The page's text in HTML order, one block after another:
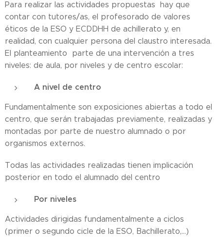
Para realizar las actividades propuestas hay que
contar con tutores/as, el profesorado de valores
éticos de la ESO y ECDDHH de achillerato y, en
realidad, con cualquier persona del claustro interesada.
El planteamiento parte de una intervención a tres
niveles: de aula, por niveles y de centro escolar:
A nivel de centro
Fundamentalmente son exposiciones abiertas a todo el
centro, que serán trabajadas previamente, realizadas y
montadas por parte de nuestro alumnado o por
organismos externos.
Todas las actividades realizadas tienen implicación
posterior en todo el alumnado del centro
Por niveles
Actividades dirigidas fundamentalmente a ciclos
(primer o segundo cicle de la ESO, Bachillerato,...)